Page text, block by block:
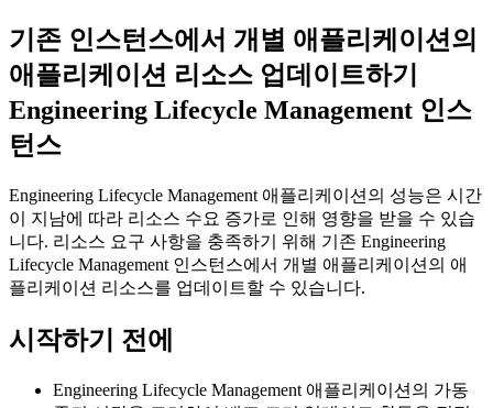
기존 인스턴스에서 개별 애플리케이션의
애플리케이션 리소스 업데이트하기
Engineering Lifecycle Management 인스
턴스
Engineering Lifecycle Management 애플리케이션의 성능은 시간
이 지남에 따라 리소스 수요 증가로 인해 영향을 받을 수 있습
니다. 리소스 요구 사항을 충족하기 위해 기존 Engineering
Lifecycle Management 인스턴스에서 개별 애플리케이션의 애
플리케이션 리소스를 업데이트할 수 있습니다.
시작하기 전에
Engineering Lifecycle Management 애플리케이션의 가동